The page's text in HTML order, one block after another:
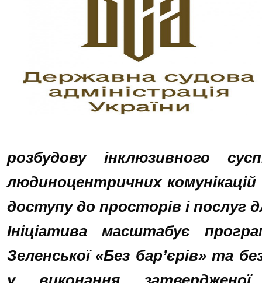
розбудову інклюзивного
людиноцентричних
доступу до просторів і послуг
Ініціатива масштабує
Зеленської «Без бар’єрів» та